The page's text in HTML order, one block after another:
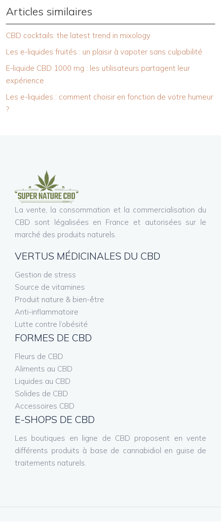
Articles similaires
CBD cocktails: the latest trend in mixology
Les e-liquides fruités : un plaisir à vapoter sans culpabilité
E-liquide CBD 1000 mg : les utilisateurs partagent leur
expérience
Les e-liquides : comment choisir en fonction de votre humeur
?
La vente, la consommation et la commercialisation du
CBD sont légalisées en France et autorisées sur le
marché des produits naturels.
VERTUS MÉDICINALES DU CBD
Gestion de stress
Source de vitamines
Produit nature & bien-être
Anti-inflammatoire
Lutte contre l’obésité
FORMES DE CBD
Fleurs de CBD
Aliments au CBD
Liquides au CBD
Solides de CBD
Accessoires CBD
E-SHOPS DE CBD
Les boutiques en ligne de CBD proposent en vente
différents produits à base de cannabidiol en guise de
traitements naturels.